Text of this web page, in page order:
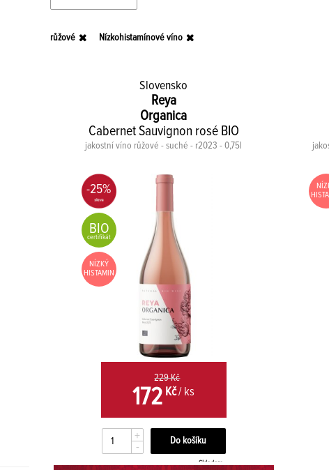
růžové Nízkohistamínové víno
Slovensko
Reya
Organica
Cabernet Sauvignon rosé BIO
jakostní víno růžové - suché - r2023 - 0,75l
-25%
BIO
certifikát
NÍZKÝ
HISTAMIN
229 Kč
172 Kč/ ks
+
-
Skladem